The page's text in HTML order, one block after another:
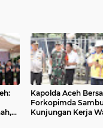
Kapolda Aceh
Forkopimda
Kunjungan Kerja